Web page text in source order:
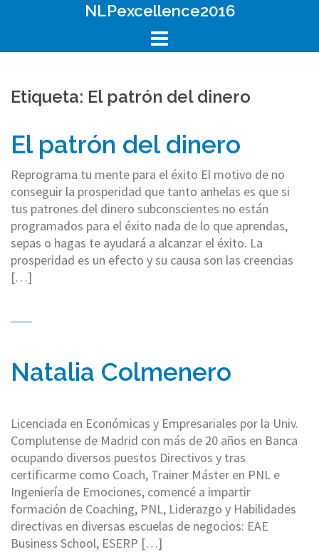
NLPexcellence2016
Etiqueta: El patrón del dinero
El patrón del dinero
Reprograma tu mente para el éxito El motivo de no
conseguir la prosperidad que tanto anhelas es que si
tus patrones del dinero subconscientes no están
programados para el éxito nada de lo que aprendas,
sepas o hagas te ayudará a alcanzar el éxito. La
prosperidad es un efecto y su causa son las creencias
[…]
Natalia Colmenero
Licenciada en Económicas y Empresariales por la Univ.
Complutense de Madrid con más de 20 años en Banca
ocupando diversos puestos Directivos y tras
certificarme como Coach, Trainer Máster en PNL e
Ingeniería de Emociones, comencé a impartir
formación de Coaching, PNL, Liderazgo y Habilidades
directivas en diversas escuelas de negocios: EAE
Business School, ESERP […]